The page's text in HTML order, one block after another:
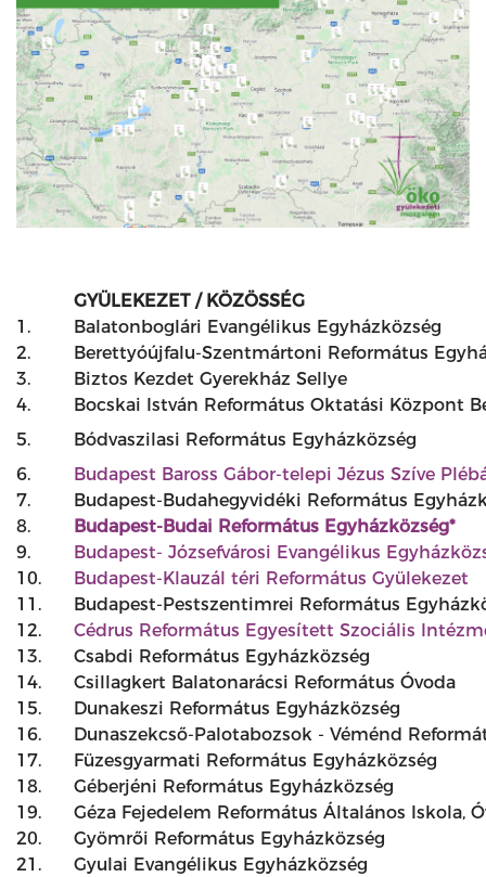
GYÜLEKEZET / KÖZÖSSÉG
1.
Balatonboglári Evangélikus Egyházközség
2.
Berettyóújfalu-Szentmártoni Református
3.
Biztos Kezdet Gyerekház Sellye
4.
Bocskai István Református Oktatási Központ
5.
Bódvaszilasi Református Egyházközség
6.
Budapest Baross Gábor-telepi Jézus Szíve
7.
Budapest-Budahegyvidéki Református
8.
Budapest-Budai Református Egyházközség*
9.
Budapest- Józsefvárosi Evangélikus
10.
Budapest-Klauzál téri Református Gyülekezet
11.
Budapest-Pestszentimrei Református
12.
Cédrus Református Egyesített Szociális
13.
Csabdi Református Egyházközség
14.
Csillagkert Balatonarácsi Református Óvoda
15.
Dunakeszi Református Egyházközség
16.
Dunaszekcső-Palotabozsok - Véménd
17.
Füzesgyarmati Református Egyházközség
18.
Géberjéni Református Egyházközség
19.
Géza Fejedelem Református Általános Iskola,
20.
Gyömrői Református Egyházközség
21.
Gyulai Evangélikus Egyházközség